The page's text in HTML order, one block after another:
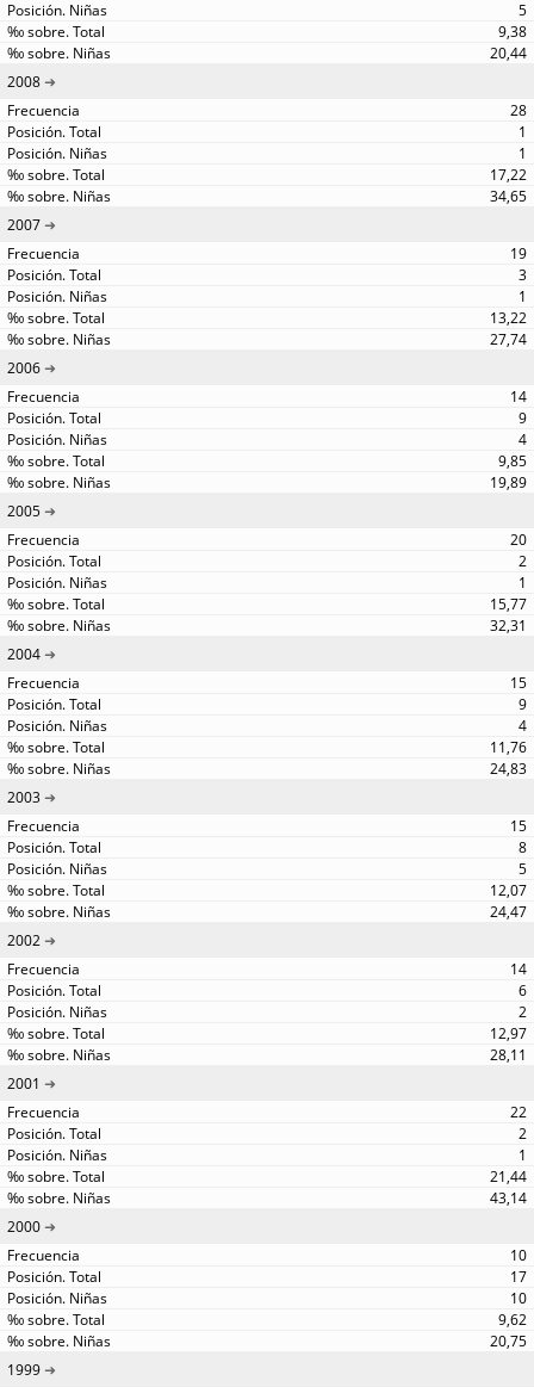
5
9,38
20,44
2008
28
1
1
17,22
34,65
2007
19
3
1
13,22
27,74
2006
14
9
4
9,85
19,89
2005
20
2
1
15,77
32,31
2004
15
9
4
11,76
24,83
2003
15
8
5
12,07
24,47
2002
14
6
2
12,97
28,11
2001
22
2
1
21,44
43,14
2000
10
17
10
9,62
20,75
1999